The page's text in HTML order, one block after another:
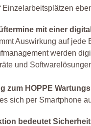
Einzelarbeitsplätzen
mit einer
Auswirkung auf jede
werden
und
zum HOPPE
sich per Smartphone
bedeutet Sicherheit